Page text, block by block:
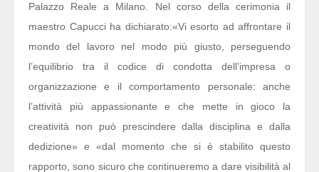
Palazzo Reale a Milano. Nel corso della cerimonia il
maestro Capucci ha dichiarato:«Vi esorto ad affrontare il
mondo del lavoro nel modo più giusto, perseguendo
l’equilibrio tra il codice di condotta dell’impresa o
organizzazione e il comportamento personale: anche
l’attività più appassionante e che mette in gioco la
creatività non può prescindere dalla disciplina e dalla
dedizione» e «dal momento che si è stabilito questo
rapporto, sono sicuro che continueremo a dare visibilità al